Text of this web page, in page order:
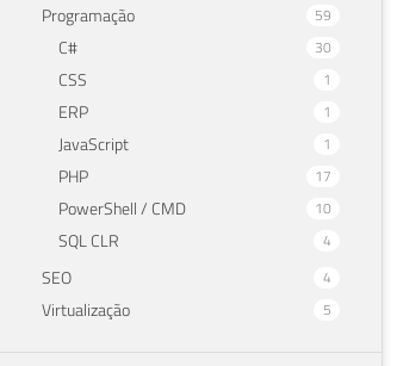
Programação 59
C# 30
CSS 1
ERP 1
JavaScript 1
PHP 17
PowerShell / CMD 10
SQL CLR 4
SEO 4
Virtualização 5